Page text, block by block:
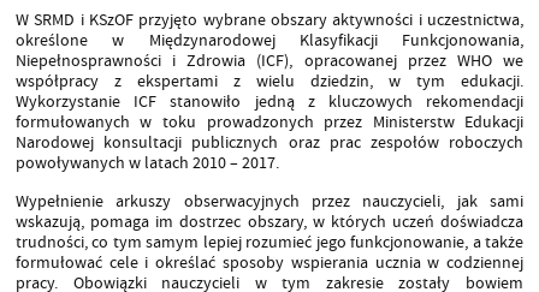
W SRMD i KSzOF przyjęto wybrane obszary aktywności i uczestnictwa,
określone w Międzynarodowej Klasyfikacji Funkcjonowania,
Niepełnosprawności i Zdrowia (ICF), opracowanej przez WHO we
współpracy z ekspertami z wielu dziedzin, w tym edukacji.
Wykorzystanie ICF stanowiło jedną z kluczowych rekomendacji
formułowanych w toku prowadzonych przez Ministerstw Edukacji
Narodowej konsultacji publicznych oraz prac zespołów roboczych
powoływanych w latach 2010 – 2017.
Wypełnienie arkuszy obserwacyjnych przez nauczycieli, jak sami
wskazują, pomaga im dostrzec obszary, w których uczeń doświadcza
trudności, co tym samym lepiej rozumieć jego funkcjonowanie, a także
formułować cele i określać sposoby wspierania ucznia w codziennej
pracy. Obowiązki nauczycieli w tym zakresie zostały bowiem